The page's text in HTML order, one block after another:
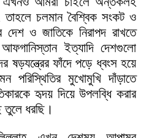
চলমান বৈশ্বিক সংকট ও
ও জাতিকে নিরাপদ রাখতে
ইত্যাদি দেশগুলো
ষড়যন্ত্রের ফাঁদে পড়ে ধ্বংস হয়ে
পরিস্থিতির মুখোমুখি দাঁড়াতে
হৃদয় দিয়ে উপলব্ধি করার
তুলে ধরছি।